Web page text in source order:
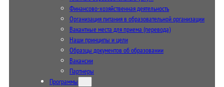
Финансово-хозяйственная деятельность
Организация питания в образовательной организации
Вакантные места для приема (перевода)
Наши принципы и цели
Образцы документов об образовании
Вакансии
Партнеры
Программы